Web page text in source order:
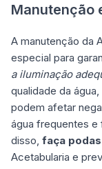
Manutenção
A manutenção da
especial para
a iluminação
qualidade da
podem afetar
água frequentes
disso, faça
Acetabularia e